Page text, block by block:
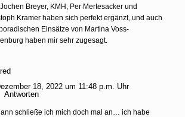
Breyer, KMH, Per Mertesacker und
Kramer haben sich perfekt ergänzt, und auch
Einsätze von Martina Voss-
haben mir sehr zugesagt.
18, 2022 um 11:48 p.m. Uhr
Antworten
schließe ich mich doch mal an… ich habe